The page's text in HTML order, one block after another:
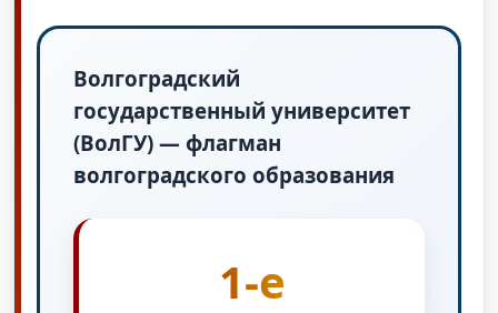
Волгоградский
государственный университет
(ВолГУ) — флагман
волгоградского образования
1-е